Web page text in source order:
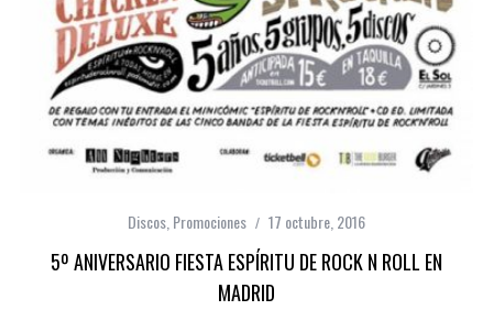
Discos Promociones 17 octubre, 2016
5º ANIVERSARIO FIESTA ESPÍRITU DE ROCK N ROLL EN
MADRID